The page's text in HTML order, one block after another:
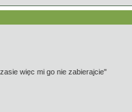
więc mi go nie zabierajcie"